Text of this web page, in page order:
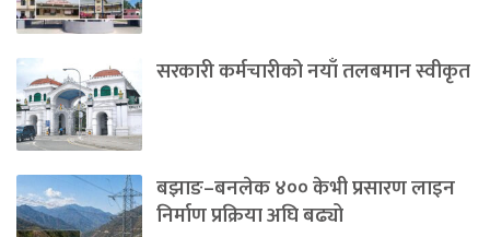
सरकारी कर्मचारीको नयाँ तलबमान स्वीकृत
बझाङ–बनलेक ४०० केभी प्रसारण लाइन
निर्माण प्रक्रिया अघि बढ्यो